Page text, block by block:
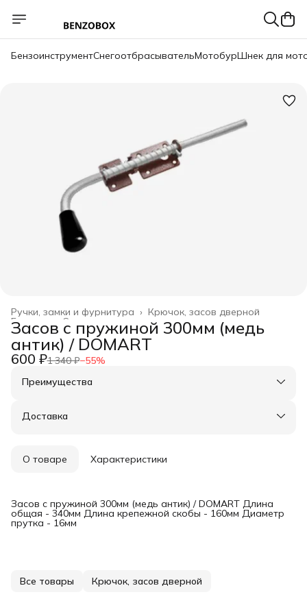
БензоинструментСнегоотбрасывательМотобурШнек для
Крючок, засов дверной
Ручки, замки и фурнитура ›
Строительство и ремонт ›
Главная
Засов с пружиной 300мм (медь
антик) / DOMART
600 ₽1 340 ₽−55%
Преимущества
Оплата частями в Сплит
Удобный возврат
Доставка
О товаре Характеристики
Засов с пружиной 300мм (медь антик) / DOMART Длина
общая - 340мм Длина крепежной скобы - 160мм Диаметр
прутка - 16мм
Все товары Крючок, засов дверной